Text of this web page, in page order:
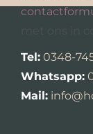
Tel: 0348-
Whatsapp:
Mail: